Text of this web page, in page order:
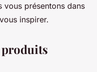
vous présentons dans
inspirer.
produits